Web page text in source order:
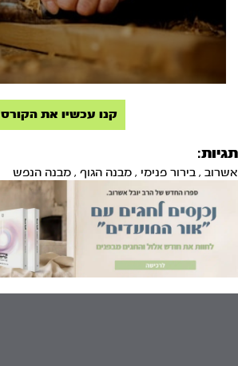
קנו עכשיו את הקורס
תגיות:
אשרוב , בירור פנימי , מבנה הגוף , מבנה הנפש